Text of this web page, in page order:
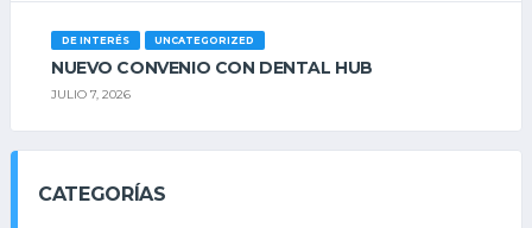
DE INTERÉS UNCATEGORIZED
NUEVO CONVENIO CON DENTAL HUB
JULIO 7, 2026
CATEGORÍAS